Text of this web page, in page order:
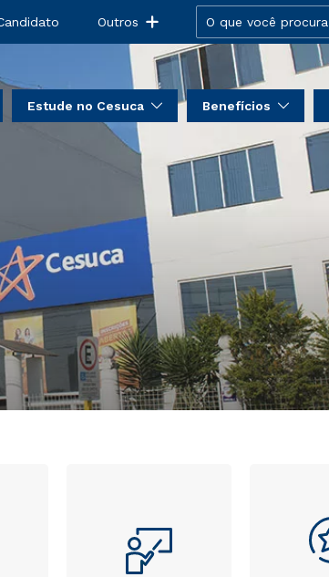
Outros
Estude no Cesuca Benefícios